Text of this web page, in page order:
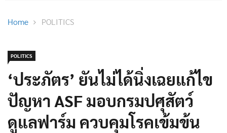
Home POLITICS
POLITICS
‘ประภัตร’ ยันไม่ได้นิ่งเฉยแก้ไข
ปัญหา ASF มอบกรมปศุสัตว์
ดูแลฟาร์ม ควบคุมโรคเข้มข้น